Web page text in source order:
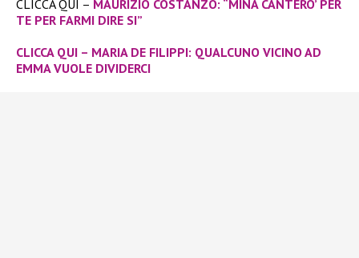
CLICCA QUI – MAURIZIO COSTANZO: “MINA CANTERO’ PER
TE PER FARMI DIRE SI”
CLICCA QUI – MARIA DE FILIPPI: QUALCUNO VICINO AD
EMMA VUOLE DIVIDERCI